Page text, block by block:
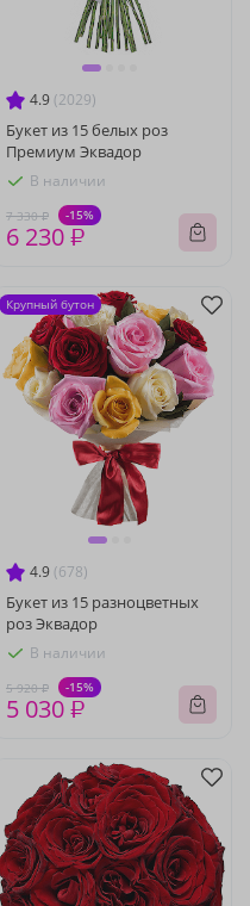
4.9 (2029)
Букет из 15 белых роз
Премиум Эквадор
В наличии
7 330 ₽ -15%
6 230 ₽
4.9 (678)
Букет из 15 разноцветных
роз Эквадор
В наличии
5 920 ₽ -15%
5 030 ₽
Крупный бутон